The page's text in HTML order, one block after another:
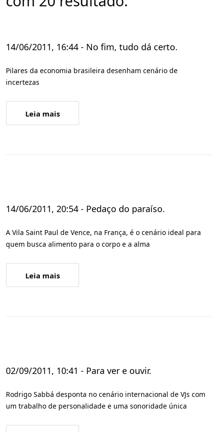
14/06/2011, 16:44 - No fim, tudo dá certo.
Pilares da economia brasileira desenham cenário de
incertezas
Leia mais
14/06/2011, 20:54 - Pedaço do paraíso.
A Vila Saint Paul de Vence, na França, é o cenário ideal para
quem busca alimento para o corpo e a alma
Leia mais
02/09/2011, 10:41 - Para ver e ouvir.
Rodrigo Sabbá desponta no cenário internacional de VJs com
um trabalho de personalidade e uma sonoridade única